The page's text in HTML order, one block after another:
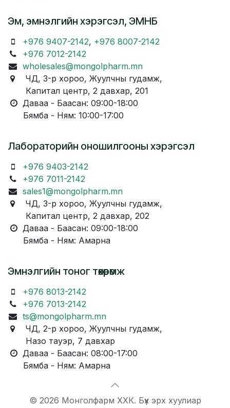
Эм, эмнэлгийн хэрэгсэл, ЭМНБ
+976 9407-2142, +976 8007-2142
+976 7012-2142
wholesales@mongolpharm.mn
ЧД, 3-р хороо, Жуулчны гудамж,
Капитал центр, 2 давхар, 201
Даваа - Баасан: 09:00-18:00
Бямба - Ням: 10:00-17:00
Лабораторийн оношилгооны хэрэгсэл
+976 9403-2142
+976 7011-2142
sales1@mongolpharm.mn
ЧД, 3-р хороо, Жуулчны гудамж,
Капитал центр, 2 давхар, 202
Даваа - Баасан: 09:00-18:00
Бямба - Ням: Амарна
Эмнэлгийн тоног төхөөрөмж
+976 8013-2142
+976 7013-2142
ts@mongolpharm.mn
ЧД, 2-р хороо, Жуулчны гудамж,
Назо тауэр, 7 давхар
Даваа - Баасан: 08:00-17:00
Бямба - Ням: Амарна
© 2026 Монголфарм ХХК. Бүх эрх хуулиар